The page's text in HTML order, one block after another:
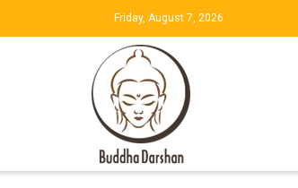
Friday, August 7, 2026